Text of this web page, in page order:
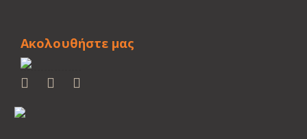
Ακολουθήστε μας